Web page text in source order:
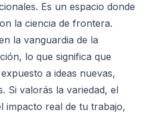
Es un espacio donde
la ciencia de frontera.
la vanguardia de la
lo que significa que
a ideas nuevas,
Si valorás la variedad, el
impacto real de tu trabajo,